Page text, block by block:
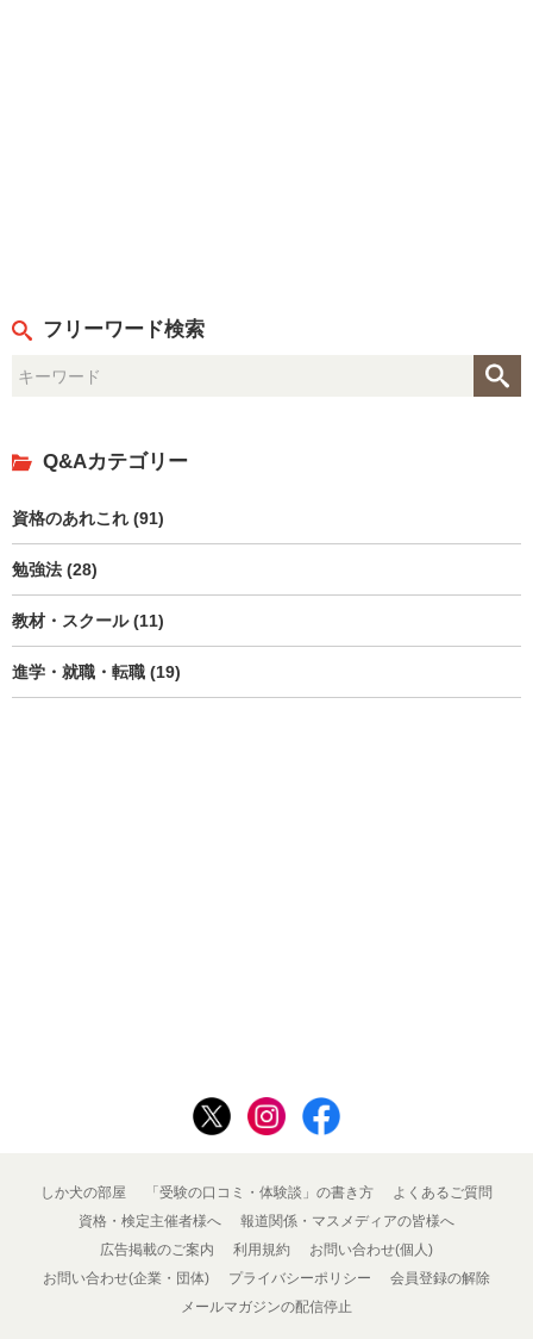
フリーワード検索
Q&Aカテゴリー
資格のあれこれ (91)
勉強法 (28)
教材・スクール (11)
進学・就職・転職 (19)
しか犬の部屋 「受験の口コミ・体験談」の書き方
よくあるご質問
資格・検定主催者様へ
報道関係・マスメディアの皆様へ
広告掲載のご案内
利用規約
お問い合わせ(個人)
お問い合わせ(企業・団体)
プライバシーポリシー
会員登録の解除
メールマガジンの配信停止